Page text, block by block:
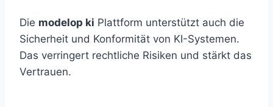
Die modelop ki Plattform unterstützt auch die
Sicherheit und Konformität von KI-Systemen.
Das verringert rechtliche Risiken und stärkt das
Vertrauen.